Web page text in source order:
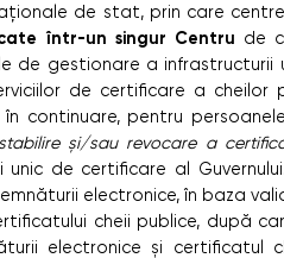
de stat, prin care
într-un singur Centru de
de gestionare a infrastructurii
de certificare a cheilor
continuare, pentru
și/sau revocare a
de certificare al
electronice, în baza
cheii publice, după
electronice și certificatul